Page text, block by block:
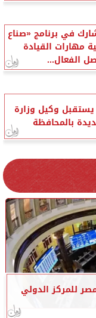
في برنامج «صناع
مهارات القيادة
الفعال...
يستقبل وكيل وزارة
بالمحافظة
للمركز الدولي